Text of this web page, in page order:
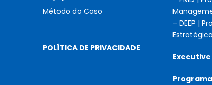
Método do Caso
POLÍTICA DE PRIVACIDADE
– DEEP |
Estratégica
Executive